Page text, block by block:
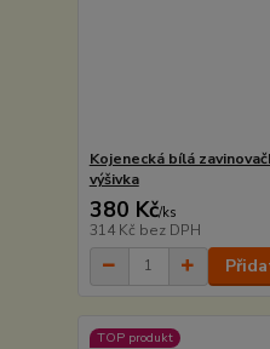
Kojenecká bílá
výšivka
380 Kč/ks
314 Kč bez DPH
TOP produkt